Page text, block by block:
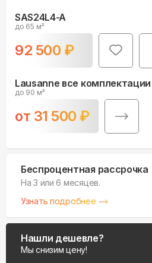
SAS24L4-A
до 65 м²
92 500 ₽
Lausanne все комплектации
до 90 м²
от 31 500 ₽
Беспроцентная рассрочка
На 3 или 6 месяцев.
Узнать подробнее
Нашли дешевле?
Мы снизим цену!